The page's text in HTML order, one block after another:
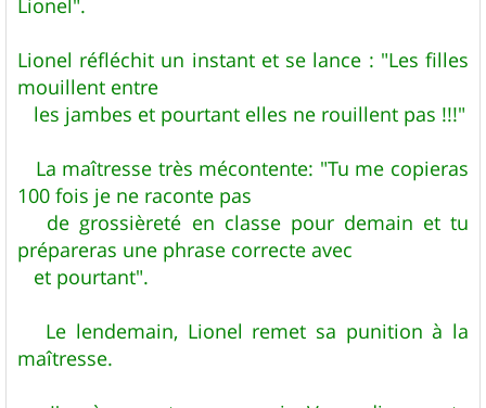
Lionel".
Lionel réfléchit un instant et se lance : "Les filles
mouillent entre
les jambes et pourtant elles ne rouillent pas !!!"
La maîtresse très mécontente: "Tu me copieras
100 fois je ne raconte pas
de grossièreté en classe pour demain et tu
prépareras une phrase correcte avec
et pourtant".
Le lendemain, Lionel remet sa punition à la
maîtresse.